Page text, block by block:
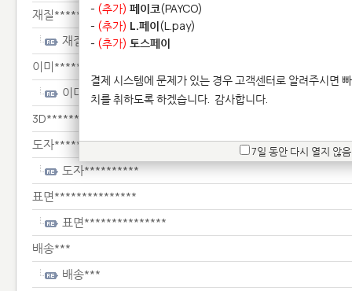
재질**************
재질**************
이미********************
이미********************
3D**********************
도자**********
도자**********
표면***************
표면***************
배송***
배송***
- (추가) 페이코(PAYCO)
- (추가) L.페이(L.pay)
- (추가) 토스페이
결제 시스템에 문제가 있는 경우 고객센터로 알려주시면
치를 취하도록 하겠습니다. 감사합니다.
7일 동안 다시 열지 않음